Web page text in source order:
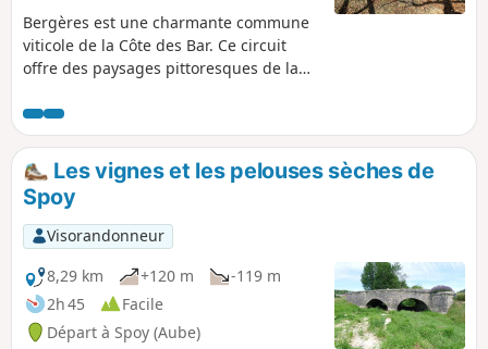
Bergères est une charmante commune
viticole de la Côte des Bar. Ce circuit
offre des paysages pittoresques de la
vignes, champs, landes et forêts. D'avril
à juin, de magnifiques orchidées
fleurissent sur les terres calcicoles de la
Côte de l'Église et de la Côte Garnier. Ce
circuit reprend en grande partie le
Circuit de la Croix Bleue. Il emprunte
aussi le GR® de Pays des deux Bar, le
GR® Gaston Bachelard.
Les vignes et les pelouses sèches de
Spoy
Visorandonneur
8,29 km
+120 m
-119 m
2h 45
Facile
Départ à Spoy (Aube)